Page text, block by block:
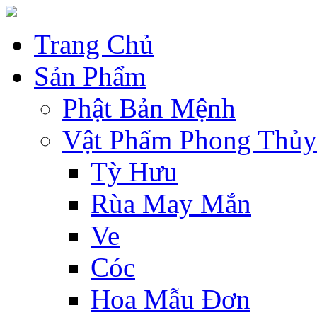
Trang Chủ
Sản Phẩm
Phật Bản Mệnh
Vật Phẩm Phong Thủy
Tỳ Hưu
Rùa May Mắn
Ve
Cóc
Hoa Mẫu Đơn